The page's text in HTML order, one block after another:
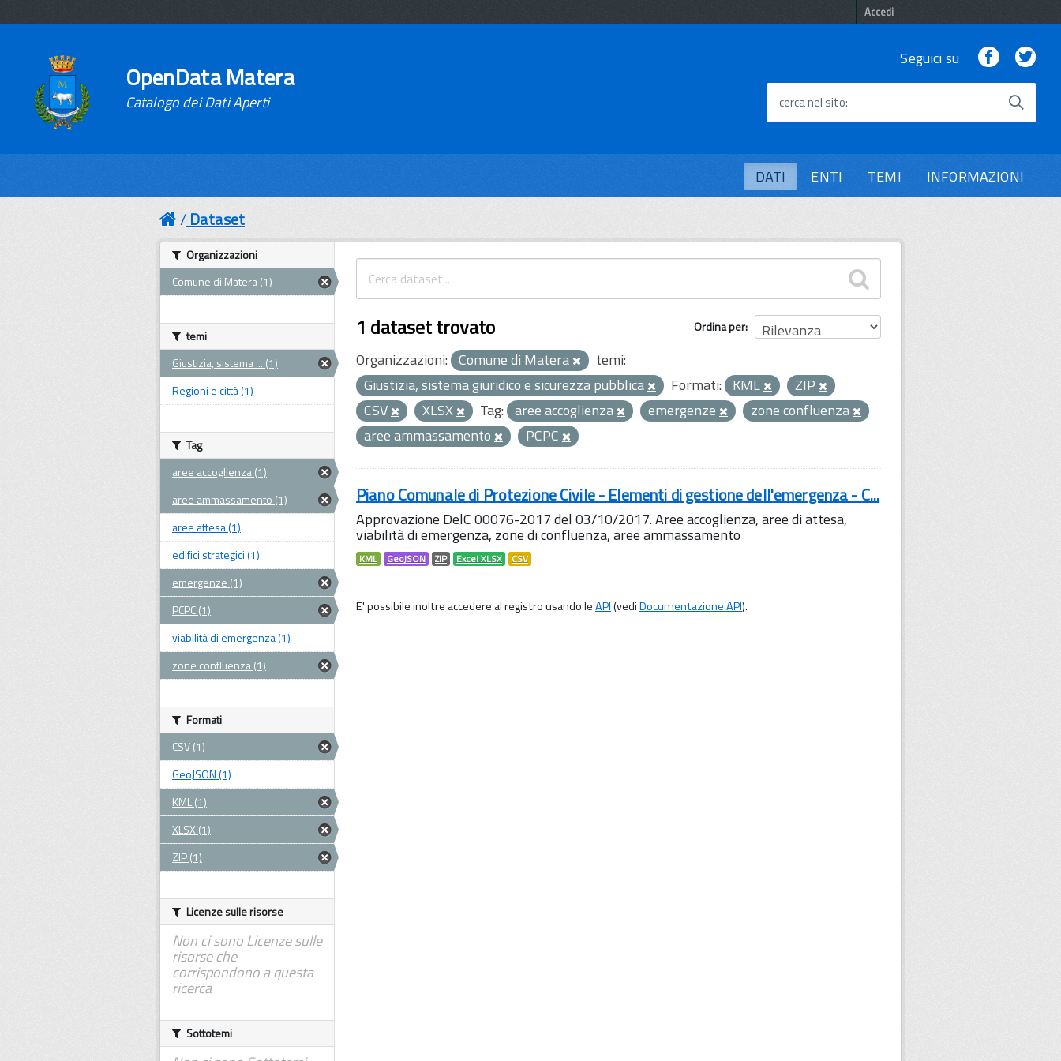
Accedi
OpenData Matera
Catalogo dei Dati Aperti
Seguici su Facebook
cerca nel sito
DATI ENTI TEMI INFORMAZIONI
Dataset
Ordina per
1 dataset trovato
Organizzazioni: Comune di Matera
temi:
Giustizia, sistema giuridico e sicurezza pubblica
Formati: KML
ZIP
CSV
XLSX Tag: aree accoglienza emergenze
zone confluenza
aree ammassamento
PCPC
Piano Comunale di Protezione Civile - Elementi di gestione dell'emergenza - C...
Approvazione DelC 00076-2017 del 03/10/2017. Aree accoglienza, aree di attesa,
viabilità di emergenza, zone di confluenza, aree ammassamento
KML GeoJSON ZIP Excel XLSX CSV
E' possibile inoltre accedere al registro usando leAPI(vediDocumentazione API).
Organizzazioni
Comune di Matera (1)
temi
Giustizia, sistema ... (1)
Regioni e città (1)
Tag
aree accoglienza (1)
aree ammassamento (1)
aree attesa (1)
edifici strategici (1)
emergenze (1)
PCPC (1)
viabilità di emergenza (1)
zone confluenza (1)
Formati
CSV (1)
GeoJSON (1)
KML (1)
XLSX (1)
ZIP (1)
Licenze sulle risorse
Non ci sono Licenze sulle
risorse che
corrispondono a questa
ricerca
Sottotemi